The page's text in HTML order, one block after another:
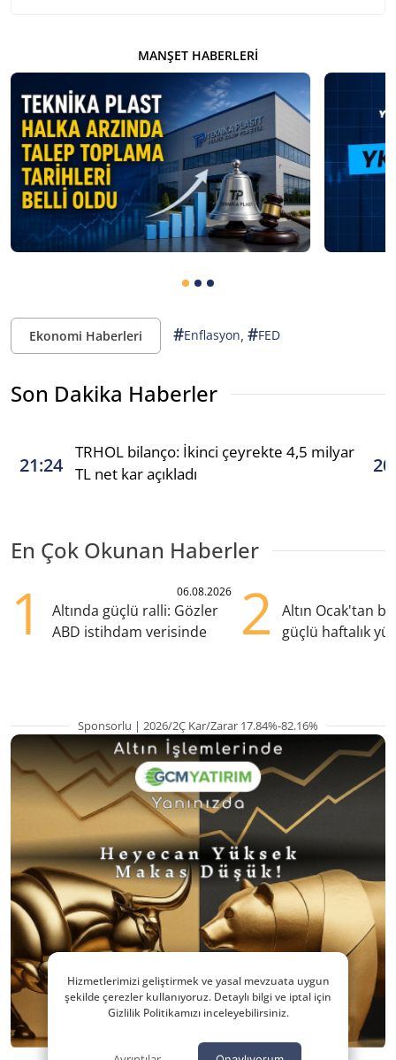
MANŞET HABERLERI
Ekonomi Haberleri #Enflasyon, #FED
Son Dakika Haberler
21:24
TRHOL bilanço: İkinci çeyrekte 4,5 milyar
TL net kar açıkladı
En Çok Okunan Haberler
1 06.08.2026
Altında güçlü ralli: Gözler
ABD istihdam verisinde
2
Altın Ocak'tan
güçlü haftalık
Sponsorlu | 2026/2Ç Kar/Zarar 17.84%-82.16%
Hizmetlerimizi geliştirmek ve yasal mevzuata uygun
şekilde çerezler kullanıyoruz. Detaylı bilgi ve iptal için
Gizlilik Politikamızı inceleyebilirsiniz.